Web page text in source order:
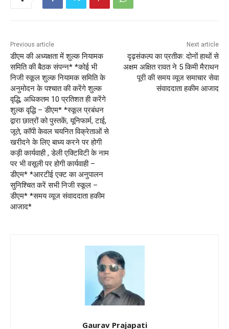
Previous article
डीएम की अध्यक्षता में शुल्क नियामक
समिति की बैठक संपन्न* *कोई भी
निजी स्कूल शुल्क नियामक समिति के
अनुमोदन के पश्चात की करेंगे शुल्क
वृद्धि, अधिकतम 10 प्रतिशत ही करेंगे
शुल्क वृद्धि – डीएम* *स्कूल प्रबंधन
द्वारा छात्रों को पुस्तकें, यूनिफार्म, टाई,
जूते, कॉपी केवल चयनित विक्रेताओं से
खरीदने के लिए बाध्य करने पर होगी
कड़ी कार्यवाही , डेली एक्टिविटी के नाम
पर भी वसूली पर होगी कार्यवाही –
डीएम* *आरटीई एक्ट का अनुपालन
सुनिश्चित करें सभी निजी स्कूल –
डीएम* *समय व्यूज संवाददाता हकीम
आजाद*
Next article
दृढ़संकल्प का प्रतीक: दोनों हाथों से
अक्षम अक्षित रावत ने 5 किमी मैराथन
पूरी की समय व्यूज समाचार सेवा
संवाददाता हकीम आजाद
Gaurav Prajapati